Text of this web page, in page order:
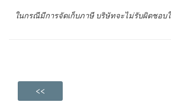
ในกรณีมีการจัดเก็บภาษี บริษัทจะไม่รับผิดชอบ
<<